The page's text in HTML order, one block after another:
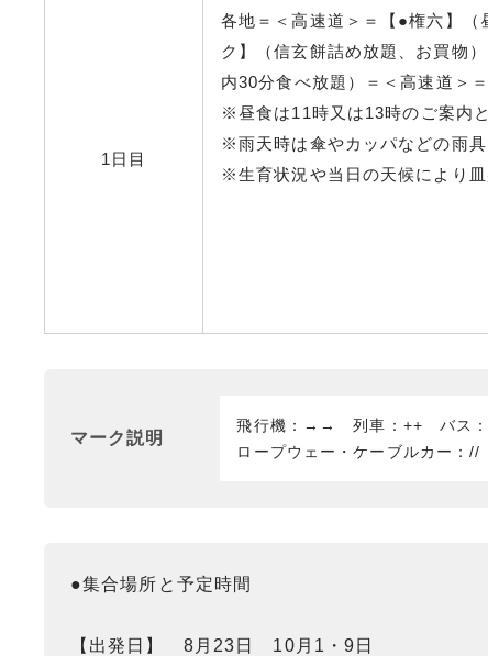
1日目
各地＝＜高速道＞＝【●権六】
ク】（信玄餅詰め放題、お買物
内30分食べ放題）＝＜高速道＞
※昼食は11時又は13時のご案内と
※雨天時は傘やカッパなどの雨具
※生育状況や当日の天候により
マーク説明
飛行機：→→ 列車：++ バス：
ロープウェー・ケーブルカー
●集合場所と予定時間
【出発日】 8月23日 10月1・9日